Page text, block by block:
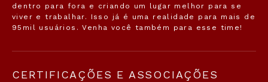
dentro para fora e criando um lugar melhor para se
viver e trabalhar. Isso já é uma realidade para mais de
95mil usuários. Venha você também para esse time!
CERTIFICAÇÕES E ASSOCIAÇÕES